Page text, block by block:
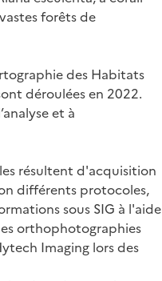
forêts de
des Habitats
déroulées en 2022.
et à
résultent d'acquisition
différents protocoles,
sous SIG à l'aide
orthophotographies
Imaging lors des